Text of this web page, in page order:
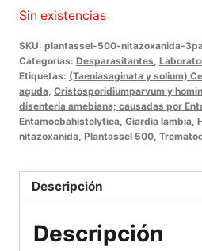
Sin existencias
SKU: plantassel-500-nitazoxanida-
Categorías: Desparasitantes
Etiquetas: (Taeniasaginata y solium)
aguda Cristosporidiumparvum y
disentería amebiana; causadas por
Entamoebahistolytica Giardia lambia
nitazoxanida Plantassel 500
Descripción
Descripción